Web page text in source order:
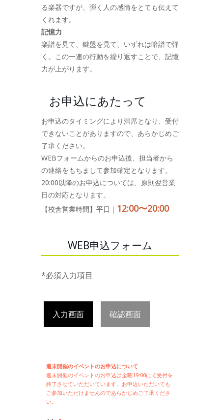
る楽器ですが、弾く人の感情をとても伝えて
くれます。
記憶力
楽譜を見て、鍵盤を見て、いずれは暗譜で弾
く。この一連の行動を繰り返すことで、記憶
力が上がります。
お申込にあたって
お申込のタイミングにより満席となり、受付
できないことがありますので、あらかじめご
了承ください。
WEBフォームからのお申込後、担当者から
の連絡をもちまして参加確定となります。
20:00以降のお申込については、原則翌営業
日の対応となります。
【校舎営業時間】平日｜ 12:00〜20:00
WEB申込フォーム
*必須入力項目
入力画面 確認画面
週末開催のイベントのお申込について
週末開催のイベントのお申込は金曜19:00にて受付を
終了させていただいています。お申込いただいても
ご参加いただけませんのであらかじめご了承くださ
い。